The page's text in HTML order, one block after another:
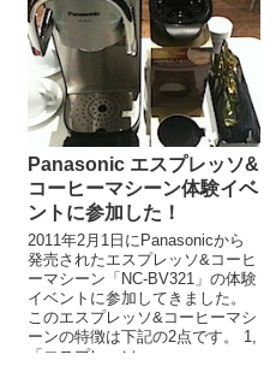
Panasonic エスプレッソ&
コーヒーマシーン体験イベ
ントに参加した！
2011年2月1日にPanasonicから
発売されたエスプレッソ&コーヒ
ーマシーン「NC-BV321」の体験
イベントに参加してきました。
このエスプレッソ&コーヒーマシ
ーンの特徴は下記の2点です。 1,
「エスプレッソ...